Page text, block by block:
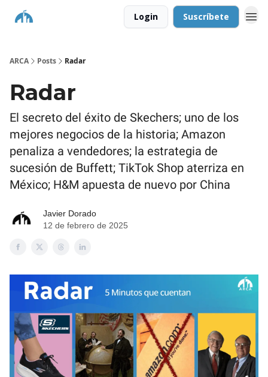
Login Suscríbete
ARCA Posts Radar
Radar
El secreto del éxito de Skechers; uno de los
mejores negocios de la historia; Amazon
penaliza a vendedores; la estrategia de
sucesión de Buffett; TikTok Shop aterriza en
México; H&M apuesta de nuevo por China
Javier Dorado
12 de febrero de 2025